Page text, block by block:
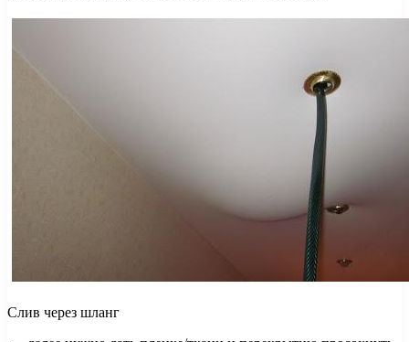
Слив через шланг